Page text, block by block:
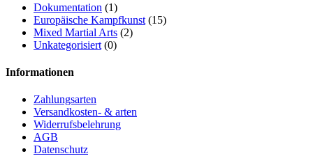
Dokumentation (1)
Europäische Kampfkunst (15)
Mixed Martial Arts (2)
Unkategorisiert (0)
Informationen
Zahlungsarten
Versandkosten- & arten
Widerrufsbelehrung
AGB
Datenschutz